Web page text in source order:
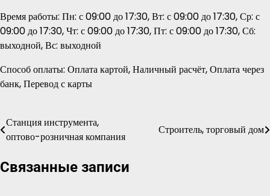
Время работы: Пн: с 09:00 до 17:30, Вт: с 09:00 до 17:30, Ср: с
09:00 до 17:30, Чт: с 09:00 до 17:30, Пт: с 09:00 до 17:30, Сб:
выходной, Вс: выходной
Способ оплаты: Оплата картой, Наличный расчёт, Оплата через
банк, Перевод с карты
Навигация
записям
Станция инструмента,
оптово-розничная компания
Строитель, торговый дом
Связанные записи